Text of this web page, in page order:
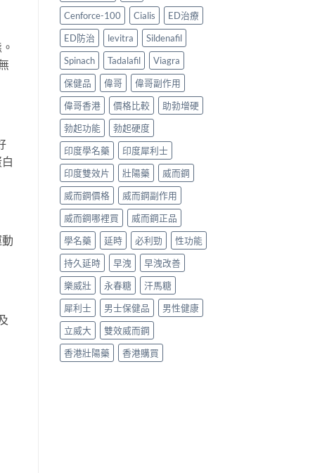
Cenforce-100
Cialis
ED治療
ED防治
levitra
Sildenafil
Spinach
Tadalafil
Viagra
保健品
偉哥
偉哥副作用
偉哥香港
價格比較
助勃增硬
勃起功能
勃起硬度
印度學名藥
印度犀利士
印度雙效片
壯陽藥
威而鋼
威而鋼價格
威而鋼副作用
威而鋼哪裡買
威而鋼正品
學名藥
延時 必利勁
性功能
持久延時
早洩
早洩改善
樂威壯
永春糖
汗馬糖
犀利士
男士保健品
男性健康
立威大
雙效威而鋼
香港壯陽藥
香港購買